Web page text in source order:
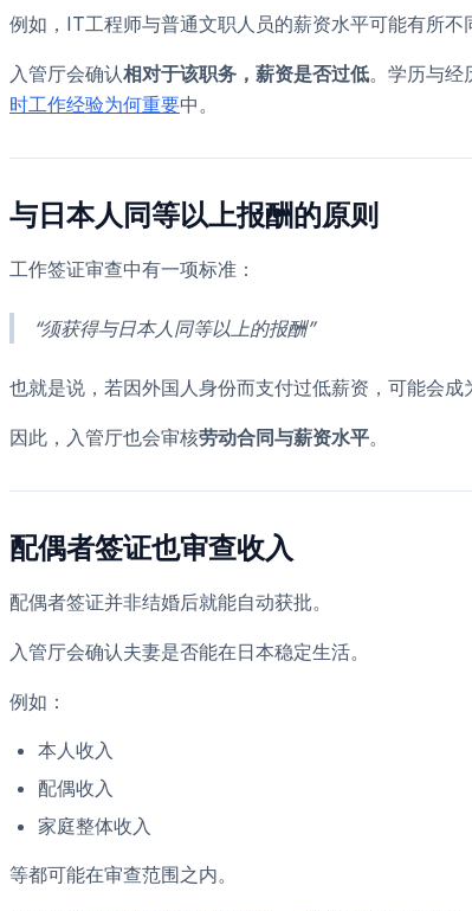
例如，IT工程师与普通文职人员的薪资水平可能有所不
入管厅会确认相对于该职务，薪资是否过低。学历与经
时工作经验为何重要中。
与日本人同等以上报酬的原则
工作签证审查中有一项标准：
“须获得与日本人同等以上的报酬”
也就是说，若因外国人身份而支付过低薪资，可能会成
因此，入管厅也会审核劳动合同与薪资水平。
配偶者签证也审查收入
配偶者签证并非结婚后就能自动获批。
入管厅会确认夫妻是否能在日本稳定生活。
例如：
本人收入
配偶收入
家庭整体收入
等都可能在审查范围之内。